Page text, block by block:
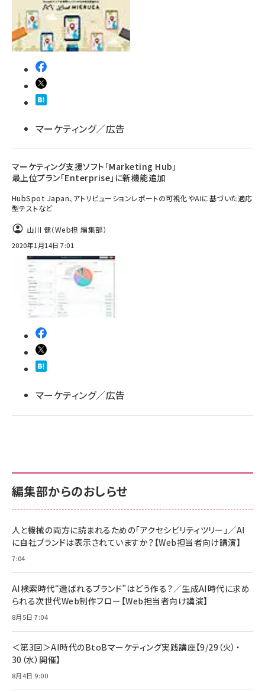
マーケティング／広告
マーケティング支援ソフト「Marketing Hub」
最上位プラン「Enterprise」に新機能追加
HubSpot Japan、アトリビューションレポートの可視化やAIに基づいた適応
型テストなど
山川 健（Web担 編集部）
2020年1月14日 7:01
マーケティング／広告
編集部からのおしらせ
人と機械の両方に読まれるための「アクセシビリティツリー」／AI
に自社ブランドは表示されていますか？【Web担当者向け講演】
7:04
AI検索時代“選ばれるブランド”はどう作る？／生成AI時代に求め
られる次世代Web制作フロー【Web担当者向け講演】
8月5日 7:04
＜第3回＞AI時代のBtoBマーケティング実践講座【9/29（火）・
30（水）開催】
8月4日 9:00